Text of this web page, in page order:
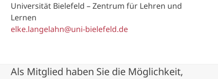
Universität Bielefeld – Zentrum für Lehren und
Lernen
elke.langelahn@uni-bielefeld.de
Als Mitglied haben Sie die Möglichkeit,